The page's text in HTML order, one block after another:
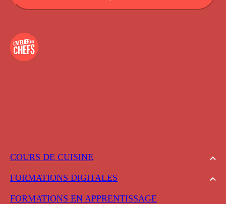
COURS DE CUISINE
FORMATIONS DIGITALES
FORMATIONS EN APPRENTISSAGE